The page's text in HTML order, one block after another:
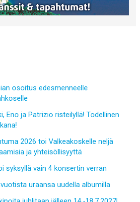
osoitus edesmenneelle
Eno ja Patrizio risteilyllä! Todellinen
2026 toi Valkeakoskelle neljä
ja yhteisöllisyyttä
syksyllä vain 4 konsertin verran
uraansa uudella albumilla